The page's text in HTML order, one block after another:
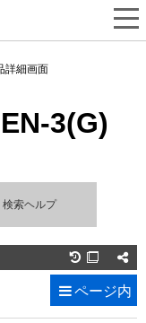
詳細画面
3(G)
検索ヘルプ

ページ内